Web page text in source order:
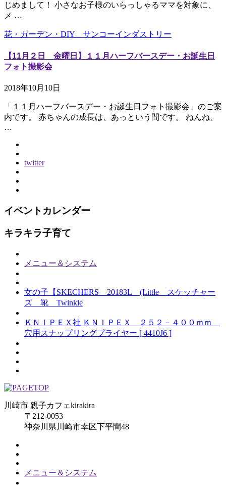
じめまして！ 小さなお子様のいらっしゃるママを対象に、
メ …
花・ガーデン・DIY サンコーインダストリー
【11月２日 金曜日】１１月ハーフバースデー・お誕生日
フォト撮影会
2018年10月10日
「１１月ハーフバースデー・お誕生日フォト撮影会」のご案
内です。 赤ちゃんの成長は、あっという間です。 ねんね、
…
twitter
イベントカレンダー
キラキラ子育て
メニュー＆システム
女の子【SKECHERS 20183L (Little スケッチャー
ズ 靴 Twinkle
ＫＮＩＰＥＸ社 ＫＮＩＰＥＸ ２５２－４００ｍｍ
穴用スナップリングプライヤー [ 4410J6 ]
川崎市 親子カフェkirakira
〒212-0053
神奈川県川崎市幸区下平間48
メニュー＆システム